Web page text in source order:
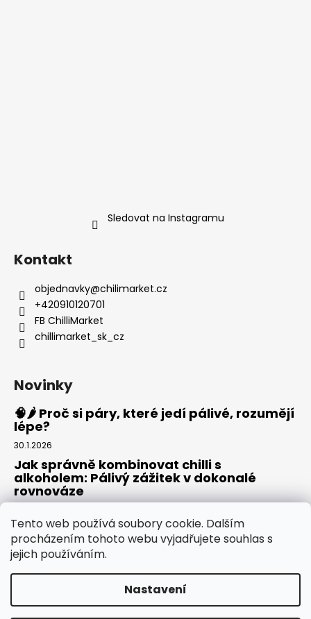
Tento web používá soubory cookie. Dalším
procházením tohoto webu vyjadřujete souhlas s
jejich používáním.
Nastavení
Sledovat na Instagramu
Kontakt
objednavky@chilimarket.cz
+420910120701
FB ChilliMarket
chillimarket_sk_cz
Novinky
🧠🌶️ Proč si páry, které jedí pálivé, rozumějí
lépe?
30.1.2026
Jak správně kombinovat chilli s
alkoholem: Pálivý zážitek v dokonalé
rovnováze
Rajská omáčka: Domácí základ pro pizzu,
těstoviny i omáčky
30.7.2025